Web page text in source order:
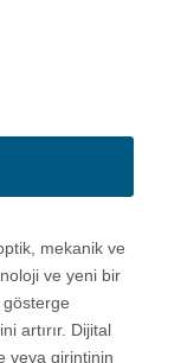
mekanik ve
ve yeni bir
artırır. Dijital
veya girintinin